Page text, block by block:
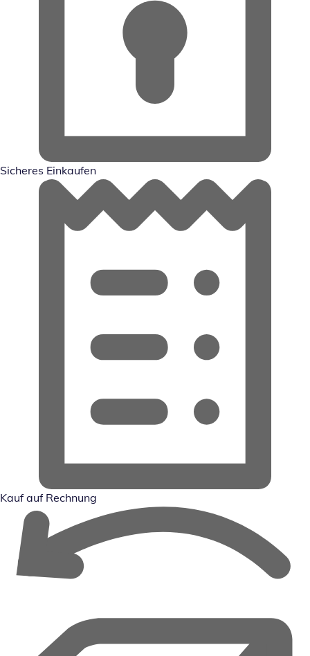
Sicheres Einkaufen
Kauf auf Rechnung